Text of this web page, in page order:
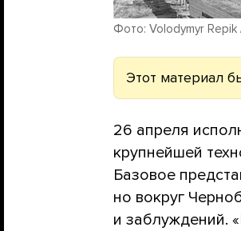
Фото: Volodymyr Repik
Этот материал
26 апреля
крупнейшей
Базовое
но вокруг
и заблуждений.